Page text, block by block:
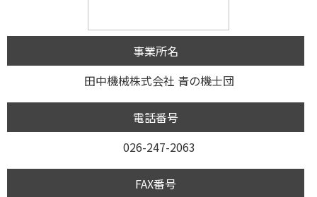
事業所名
田中機械株式会社 青の機士団
電話番号
026-247-2063
FAX番号